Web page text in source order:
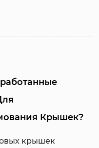
Крышек?
крышек